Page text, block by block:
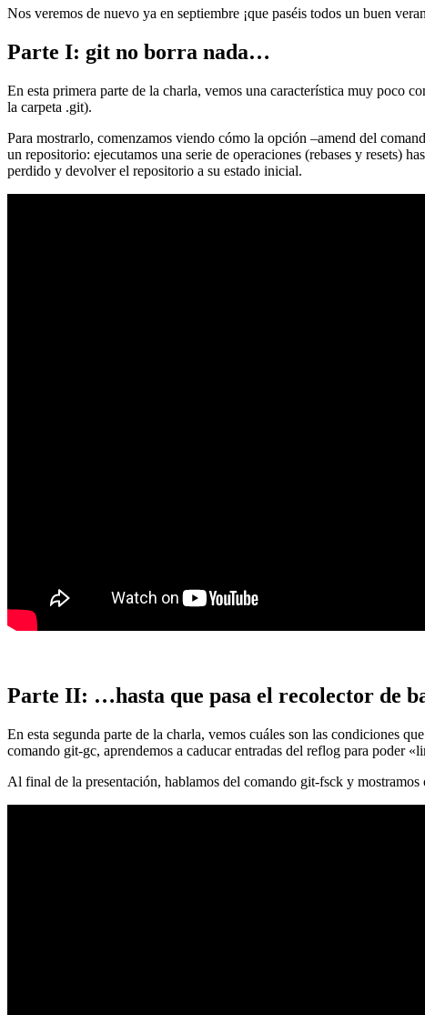
Nos veremos de nuevo ya en septiembre ¡que paséis todos un buen
Parte I: git no borra nada…
En esta primera parte de la charla, vemos una característica muy poco
la carpeta .git).
Para mostrarlo, comenzamos viendo cómo la opción –amend del
un repositorio: ejecutamos una serie de operaciones (rebases y resets)
perdido y devolver el repositorio a su estado inicial.
Parte II: …hasta que pasa el recolector de
En esta segunda parte de la charla, vemos cuáles son las condiciones
comando git-gc, aprendemos a caducar entradas del reflog para poder
Al final de la presentación, hablamos del comando git-fsck y